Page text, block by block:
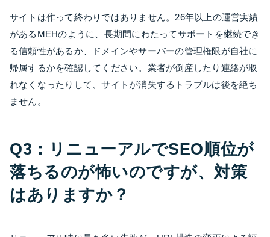
サイトは作って終わりではありません。26年以上の運営実績
があるMEHのように、長期間にわたってサポートを継続でき
る信頼性があるか、ドメインやサーバーの管理権限が自社に
帰属するかを確認してください。業者が倒産したり連絡が取
れなくなったりして、サイトが消失するトラブルは後を絶ち
ません。
Q3：リニューアルでSEO順位が
落ちるのが怖いのですが、対策
はありますか？